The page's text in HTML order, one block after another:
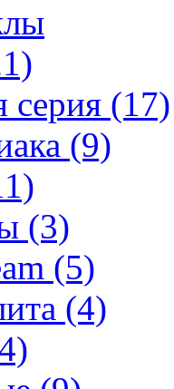
серия (17)
(9)
(3)
(5)
(4)